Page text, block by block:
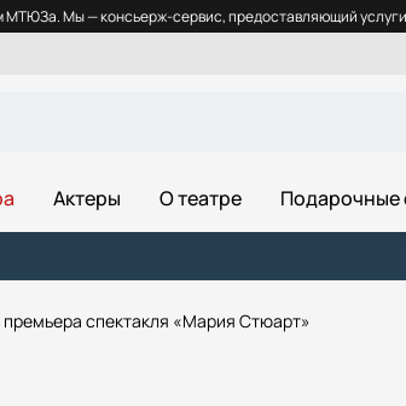
Мы — консьерж-сервис, предоставляющий
Актеры О театре Подарочные
спектакля «Мария Стюарт»